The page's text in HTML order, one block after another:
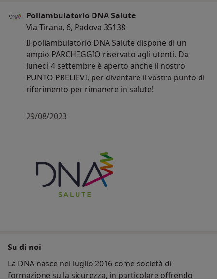
Poliambulatorio DNA Salute
Via Tirana, 6, Padova 35138
Il poliambulatorio DNA Salute dispone di un
ampio PARCHEGGIO riservato agli utenti. Da
lunedì 4 settembre è aperto anche il nostro
PUNTO PRELIEVI, per diventare il vostro punto di
riferimento per rimanere in salute!
29/08/2023
Su di noi
La DNA nasce nel luglio 2016 come società di
formazione sulla sicurezza, in particolare offrendo